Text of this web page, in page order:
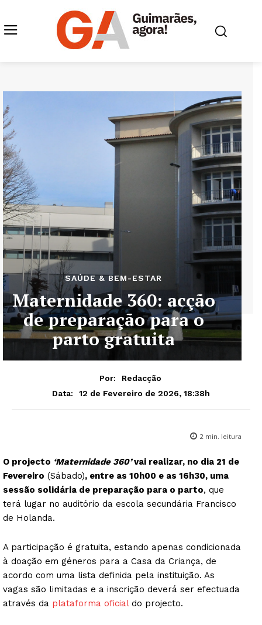
SAÚDE & BEM-ESTAR
Maternidade 360: acção
de preparação para o
parto gratuita
Por:
Redacção
Data:
12 de Fevereiro de 2026, 18:38h
2 min. leitura
O projecto ‘Maternidade 360’vai realizar, no dia 21 de
Fevereiro (Sábado), entre as 10h00 e as 16h30, uma
sessão solidária de preparação para o parto, que
terá lugar no auditório da escola secundária Francisco
de Holanda.
A participação é gratuita, estando apenas condicionada
à doação em géneros para a Casa da Criança, de
acordo com uma lista definida pela instituição. As
vagas são limitadas e a inscrição deverá ser efectuada
através da plataforma oficialdo projecto.